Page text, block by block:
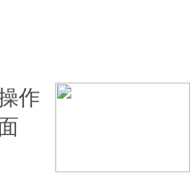
作